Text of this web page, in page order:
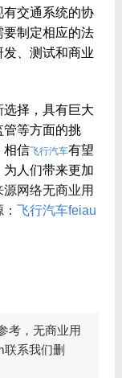
交通系统的协
制定相应的法
发、测试和商业
择，具有巨大
管等方面的挑
相信飞行汽车有望
人们带来更加
源网络无商业用
飞行汽车feiau
考，无商业用
联系我们删